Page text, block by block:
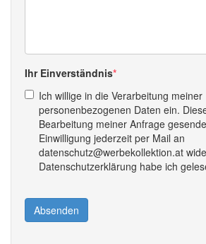
Ihr Einverständnis
Ich willige in die Verarbeitung meiner
personenbezogenen Daten ein.
Bearbeitung meiner Anfrage
Einwilligung jederzeit per Mail an
datenschutz@werbekollektion.at
Datenschutzerklärung habe ich
Absenden